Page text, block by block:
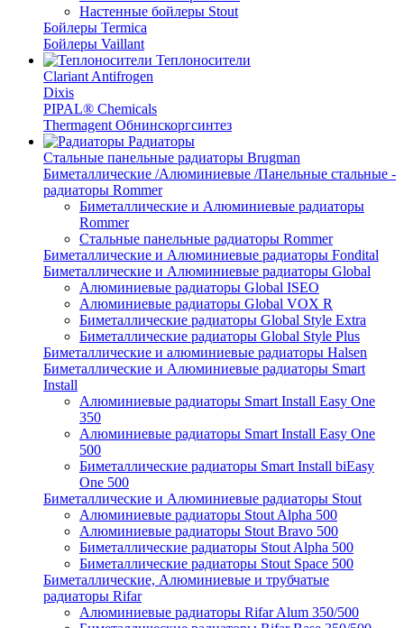
Настенные бойлеры Stout
Бойлеры Termica
Бойлеры Vaillant
Теплоносители
Clariant Antifrogen
Dixis
PIPAL® Chemicals
Thermagent Обнинскоргсинтез
Радиаторы
Стальные панельные радиаторы Brugman
Биметаллические /Алюминиевые /Панельные стальные -
радиаторы Rommer
Биметаллические и Алюминиевые радиаторы
Rommer
Стальные панельные радиаторы Rommer
Биметаллические и Алюминиевые радиаторы Fondital
Биметаллические и Алюминиевые радиаторы Global
Алюминиевые радиаторы Global ISEO
Алюминиевые радиаторы Global VOX R
Биметаллические радиаторы Global Style Extra
Биметаллические радиаторы Global Style Plus
Биметаллические и алюминиевые радиаторы Halsen
Биметаллические и Алюминиевые радиаторы Smart
Install
Алюминиевые радиаторы Smart Install Easy One
350
Алюминиевые радиаторы Smart Install Easy One
500
Биметаллические радиаторы Smart Install biEasy
One 500
Биметаллические и Алюминиевые радиаторы Stout
Алюминиевые радиаторы Stout Alpha 500
Алюминиевые радиаторы Stout Bravo 500
Биметаллические радиаторы Stout Alpha 500
Биметаллические радиаторы Stout Space 500
Биметаллические, Алюминиевые и трубчатые
радиаторы Rifar
Алюминиевые радиаторы Rifar Alum 350/500